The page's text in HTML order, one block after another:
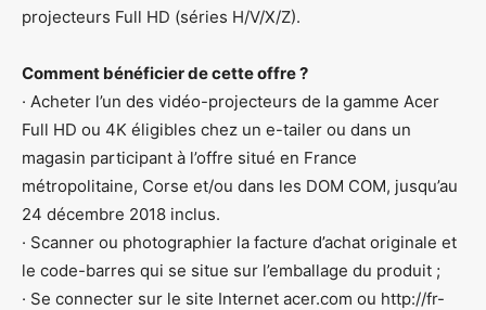
projecteurs Full HD (séries H/V/X/Z).
Comment bénéficier de cette offre ?
· Acheter l’un des vidéo-projecteurs de la gamme Acer
Full HD ou 4K éligibles chez un e-tailer ou dans un
magasin participant à l’offre situé en France
métropolitaine, Corse et/ou dans les DOM COM, jusqu’au
24 décembre 2018 inclus.
· Scanner ou photographier la facture d’achat originale et
le code-barres qui se situe sur l’emballage du produit ;
· Se connecter sur le site Internet acer.com ou http://fr-